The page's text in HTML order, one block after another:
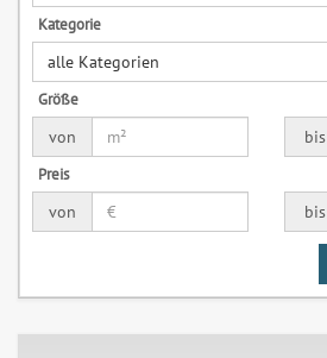
Kategorie
alle Kategorien
Größe
von
bis
Preis
von
bis